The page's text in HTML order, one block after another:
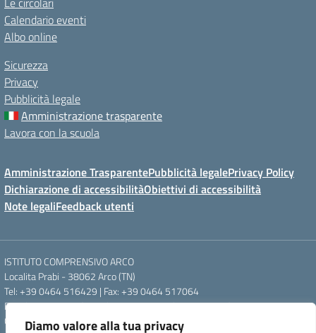
Diamo valore alla tua privacy
Calendario eventi
Albo online
Sicurezza
Privacy
Pubblicità legale
Amministrazione trasparente
Lavora con la scuola
Amministrazione TrasparentePubblicità legalePrivacy Policy
Dichiarazione di accessibilitàObiettivi di accessibilità
Note legaliFeedback utenti
ISTITUTO COMPRENSIVO ARCO
Localita Prabi - 38062 Arco (TN)
Tel: +39 0464 516429 | Fax: +39 0464 517064
Email: segr.ic.arco@scuole.provincia.tn.it | PEC: ic.arco@pec.provincia.tn.it
Codice meccanografico: TNIC840005 | Codice fiscale: 93012960220